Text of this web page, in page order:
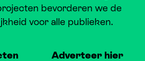
bevorderen we de
voor alle publieken.
Adverteer hier